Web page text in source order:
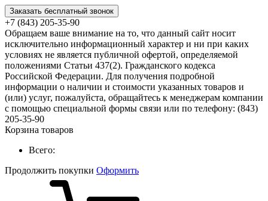
Заказать бесплатный звонок
+7 (843) 205-35-90
Обращаем ваше внимание на то, что данный сайт носит
исключительно информационный характер и ни при каких
условиях не является публичной офертой, определяемой
положениями Статьи 437(2). Гражданского кодекса
Российской Федерации. Для получения подробной
информации о наличии и стоимости указанных товаров и
(или) услуг, пожалуйста, обращайтесь к менеджерам компании
с помощью специальной формы связи или по телефону: (843)
205-35-90
Корзина товаров
Всего:
Продолжить покупки Оформить